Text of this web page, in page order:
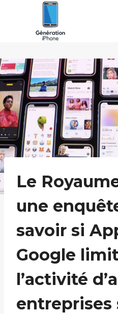
Le
une
savoir si
Google
l’activité
entreprises